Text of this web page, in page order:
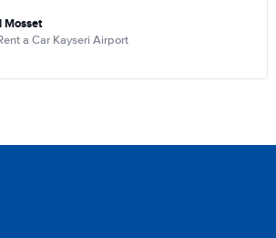
Mosset
a Car Kayseri Airport